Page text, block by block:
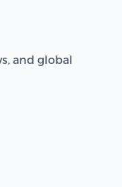
and global